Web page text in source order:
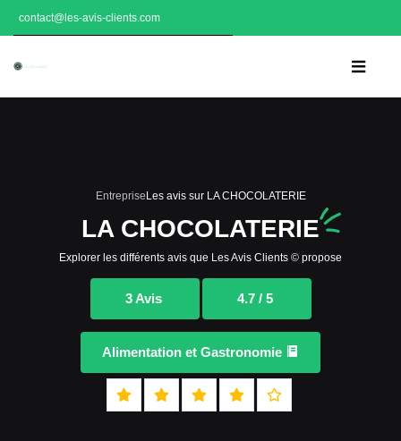
contact@les-avis-clients.com
Entreprise Les avis sur LA CHOCOLATERIE
LA CHOCOLATERIE
Explorer les différents avis que Les Avis Clients © propose
3 Avis 4.7 / 5
Alimentation et Gastronomie